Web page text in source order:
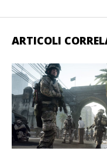
ARTICOLI